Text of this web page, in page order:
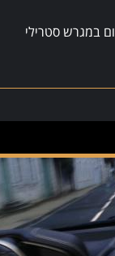
במגרש סטרילי